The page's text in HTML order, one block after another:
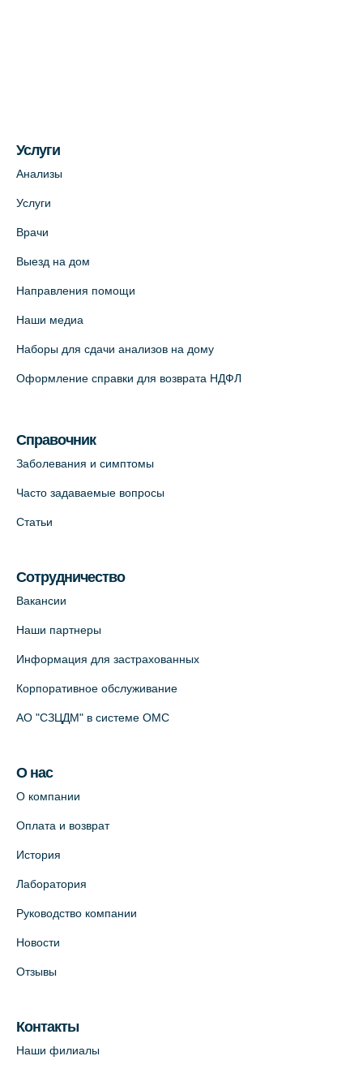
Услуги
Анализы
Услуги
Врачи
Выезд на дом
Направления помощи
Наши медиа
Наборы для сдачи анализов на дому
Оформление справки для возврата НДФЛ
Справочник
Заболевания и симптомы
Часто задаваемые вопросы
Статьи
Сотрудничество
Вакансии
Наши партнеры
Информация для застрахованных
Корпоративное обслуживание
АО "СЗЦДМ" в системе ОМС
О нас
О компании
Оплата и возврат
История
Лаборатория
Руководство компании
Новости
Отзывы
Контакты
Наши филиалы